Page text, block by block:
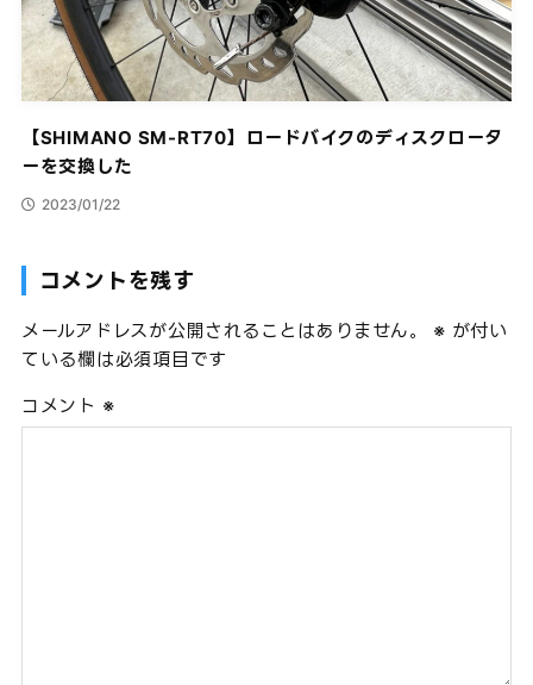
【SHIMANO SM-RT70】ロードバイクのディスクロータ
ーを交換した
2023/01/22
コメントを残す
メールアドレスが公開されることはありません。 ※ が付い
ている欄は必須項目です
コメント ※